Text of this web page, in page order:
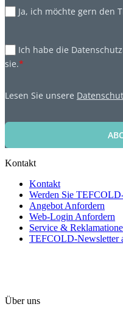
Ja, ich möchte gern den
Ich habe die
sie.*
Lesen Sie unsere
Kontakt
Kontakt
Werden Sie
Angebot Anfordern
Web-Login Anfordern
Service &
TEFCOLD-Newsletter
Über uns